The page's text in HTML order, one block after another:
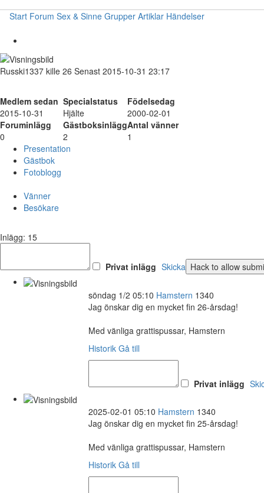
Start Forum Sex & Sinne Grupper Artiklar Händelser
Russki1337 kille 26 Senast 2015-10-31 23:17
Medlem sedan Specialstatus
Födelsedag
2015-10-31
Hjälte
2000-02-01
Foruminlägg
GästboksinläggAntal vänner
0
2
1
Presentation
Gästbok
Fotoblogg
Vänner
Besökare
Inlägg: 15
Privat inlägg Skicka
söndag 1/2 05:10 Hamstern 1340
Jag önskar dig en mycket fin 26-årsdag!
Med vänliga grattispussar, Hamstern
Historik Gå till
Privat inlägg
2025-02-01 05:10 Hamstern 1340
Jag önskar dig en mycket fin 25-årsdag!
Med vänliga grattispussar, Hamstern
Historik Gå till